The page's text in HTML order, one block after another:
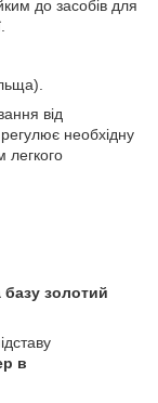
до засобів для
від
необхідну
легкого
базу золотий
в